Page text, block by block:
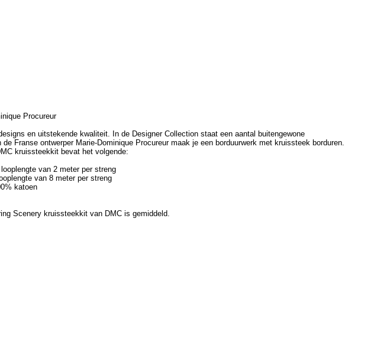
Procureur
en uitstekende kwaliteit. In de Designer Collection staat een aantal buitengewone
Franse ontwerper Marie-Dominique Procureur maak je een borduurwerk met kruissteek borduren.
kruissteekkit bevat het volgende:
van 2 meter per streng
van 8 meter per streng
katoen
Scenery kruissteekkit van DMC is gemiddeld.